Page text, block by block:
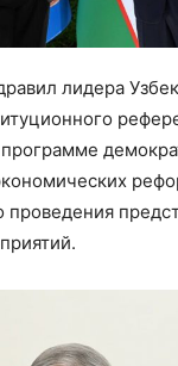
лидера
проведения